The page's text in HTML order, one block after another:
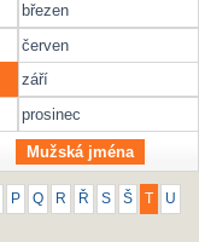
březen
červen
září
prosinec
Mužská jména
P Q R Ř S Š U